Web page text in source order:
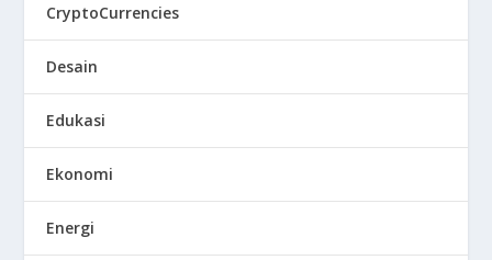
CryptoCurrencies
Desain
Edukasi
Ekonomi
Energi